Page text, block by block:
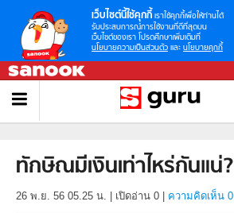
เว็บไซต์นี้ใช้คุกกี้ เราใช้คุกกี้เพื่อให้ท่านได้
รับประสบการณ์การใช้งานที่ดีที่สุดบน
เว็บไซต์ของเรา โปรดศึกษาเพิ่มเติมที่
นโยบายความเป็นส่วนตัว และ นโยบายคุกกี้
ทักษิณมีเงินเท่าไหร่กันแน่?
26 พ.ย. 56 05.25 น. เปิดอ่าน 0 ความคิดเห็น 0